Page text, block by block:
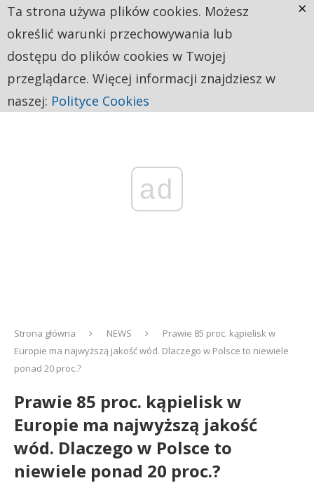
ad
Strona główna NEWS
Prawie 85 proc. kąpielisk w
Europie ma najwyższą jakość wód. Dlaczego w Polsce to niewiele
ponad 20 proc.?
Prawie 85 proc. kąpielisk w
Europie ma najwyższą jakość
wód. Dlaczego w Polsce to
niewiele ponad 20 proc.?
Ta strona używa plików cookies. Możesz
określić warunki przechowywania lub
dostępu do plików cookies w Twojej
przeglądarce. Więcej informacji znajdziesz w
naszej: Polityce Cookies
×